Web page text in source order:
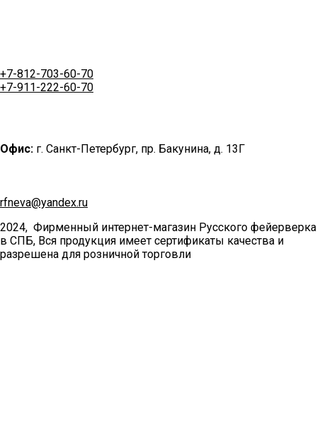
+7-812-703-60-70
+7-911-222-60-70
Офис: г. Санкт-Петербург, пр. Бакунина, д. 13Г
rfneva@yandex.ru
2024, Фирменный интернет-магазин Русского фейерверка
в СПБ, Вся продукция имеет сертификаты качества и
разрешена для розничной торговли